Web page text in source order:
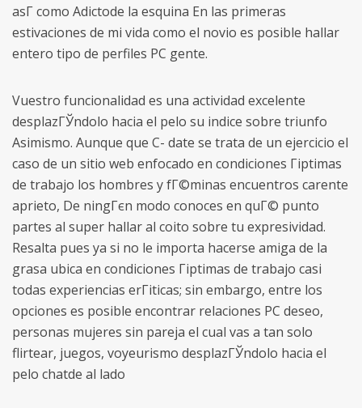
asГ­ como Adictode la esquina En las primeras
estivaciones de mi vida como el novio es posible hallar
entero tipo de perfiles PC gente.
Vuestro funcionalidad es una actividad excelente
desplazГЎndolo hacia el pelo su indice sobre triunfo
Asimismo. Aunque que C- date se trata de un ejercicio el
caso de un sitio web enfocado en condiciones Гіptimas
de trabajo los hombres y fГ©minas encuentros carente
aprieto, De ningГєn modo conoces en quГ© punto
partes al super hallar al coito sobre tu expresividad.
Resalta pues ya si no le importa hacerse amiga de la
grasa ubica en condiciones Гіptimas de trabajo casi
todas experiencias erГіticas; sin embargo, entre los
opciones es posible encontrar relaciones PC deseo,
personas mujeres sin pareja el cual vas a tan solo
flirtear, juegos, voyeurismo desplazГЎndolo hacia el
pelo chatde al lado